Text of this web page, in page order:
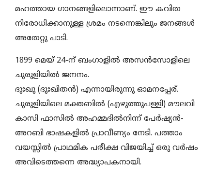
മഹത്തായ ഗാനങ്ങളിലൊന്നാണ്. ഈ കവിത
നിരോധിക്കാനുള്ള ശ്രമം നടന്നെങ്കിലും ജനങ്ങള്‍
അതേറ്റു പാടി.
1899 മെയ് 24-ന് ബംഗാളില്‍ അസന്‍സോളിലെ
ചുരുളിയില്‍ ജനനം.
ദുഃഖു (ദുഃഖിതന്‍) എന്നായിരുന്നു ഓമനപ്പേര്.
ചുരുളിയിലെ മക്തബില്‍ (എഴുത്തുപള്ളി) മൗലവി
കാസി ഫാസില്‍ അഹമ്മദില്‍നിന്ന് പേര്‍ഷ്യന്‍-
അറബി ഭാഷകളില്‍ പ്രാവീണ്യം നേടി. പത്താം
വയസ്സില്‍ പ്രാഥമിക പരീക്ഷ വിജയിച്ച് ഒരു വര്‍ഷം
അവിടെത്തന്നെ അദ്ധ്യാപകനായി.